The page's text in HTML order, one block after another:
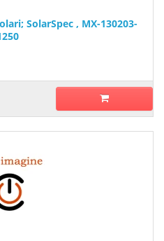
SolarSpec , MX-130203-